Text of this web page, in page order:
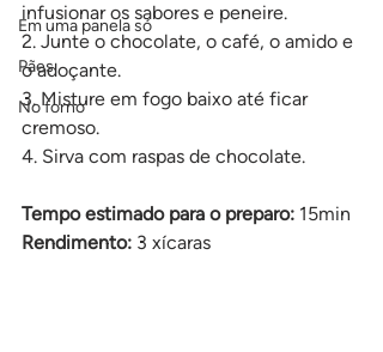
Em uma panela só
Pães
No forno
infusionar os sabores e peneire.
2. Junte o chocolate, o café, o amido e
o adoçante.
3. Misture em fogo baixo até ficar
cremoso.
4. Sirva com raspas de chocolate.
Tempo estimado para o preparo: 15min
Rendimento: 3 xícaras